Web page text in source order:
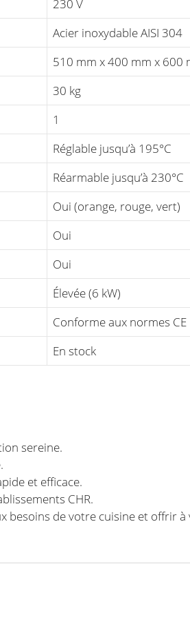
230 V
Acier inoxydable AISI 304
510 mm x 400 mm x 600
30 kg
1
Réglable jusqu’à 195°C
Réarmable jusqu’à 230°C
Oui (orange, rouge, vert)
Oui
Oui
Élevée (6 kW)
Conforme aux normes CE
En stock
sereine.
et efficace.
CHR.
de votre cuisine et offrir